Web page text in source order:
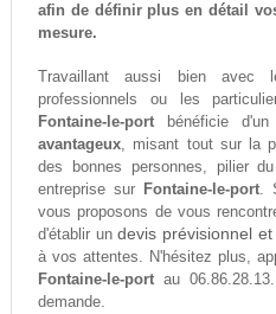
afin de définir plus en détail
mesure.
Travaillant aussi bien avec
professionnels ou les
Fontaine-le-portbénéficie d'un
avantageux, misant tout sur la
des bonnes personnes, pilier
entreprise sur Fontaine-le-port.
vous proposons de vous
d'établir undevis prévisionnel
à vos attentes. N'hésitez plus,
Fontaine-le-portau
demande.